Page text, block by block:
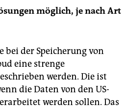
möglich, je nach Art
bei der Speicherung von
eine strenge
werden. Die ist
die Daten von den US-
werden sollen. Das